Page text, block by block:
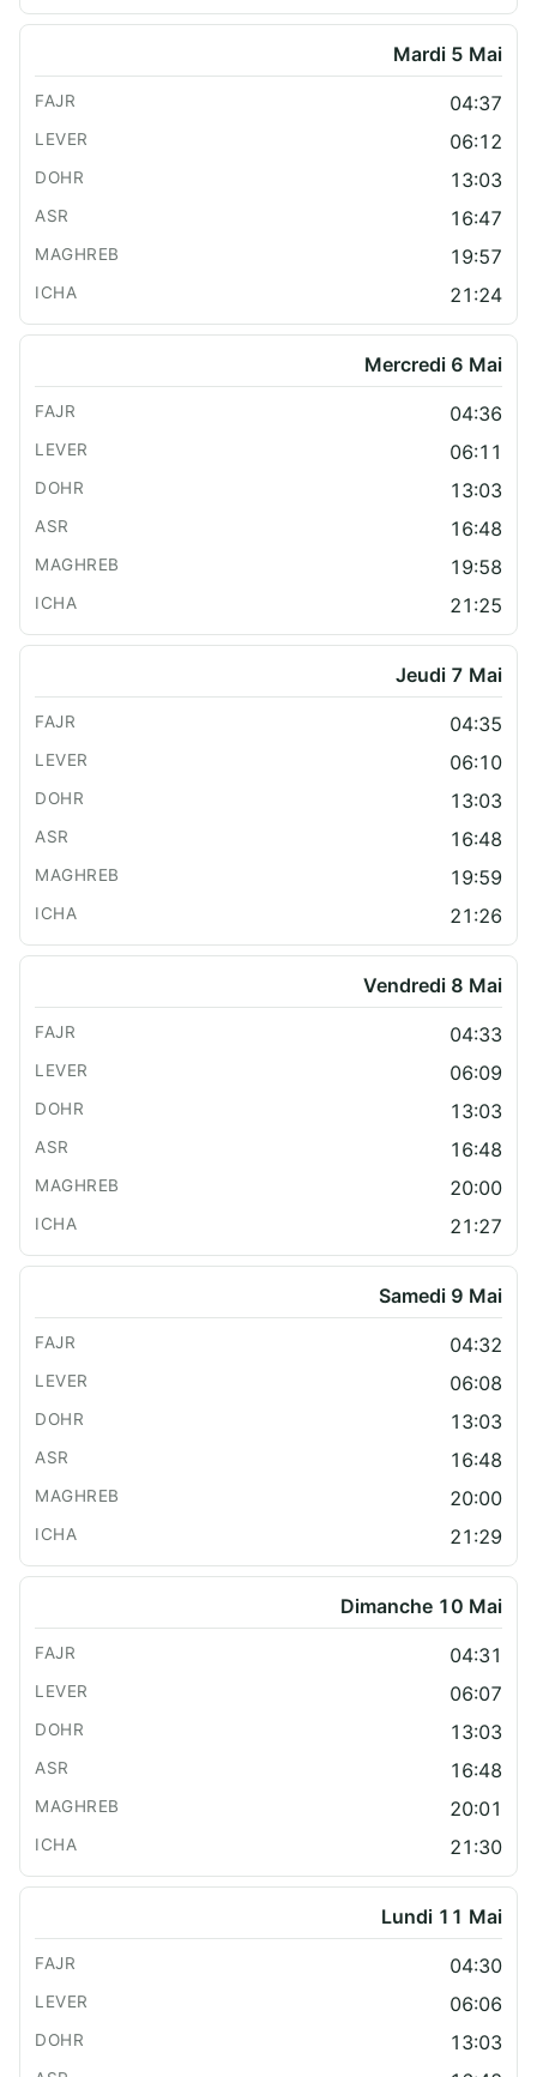
Mardi 5 Mai
04:37
06:12
13:03
16:47
19:57
21:24
Mercredi 6 Mai
04:36
06:11
13:03
16:48
19:58
21:25
Jeudi 7 Mai
04:35
06:10
13:03
16:48
19:59
21:26
Vendredi 8 Mai
04:33
06:09
13:03
16:48
20:00
21:27
Samedi 9 Mai
04:32
06:08
13:03
16:48
20:00
21:29
Dimanche 10 Mai
04:31
06:07
13:03
16:48
20:01
21:30
Lundi 11 Mai
04:30
06:06
13:03